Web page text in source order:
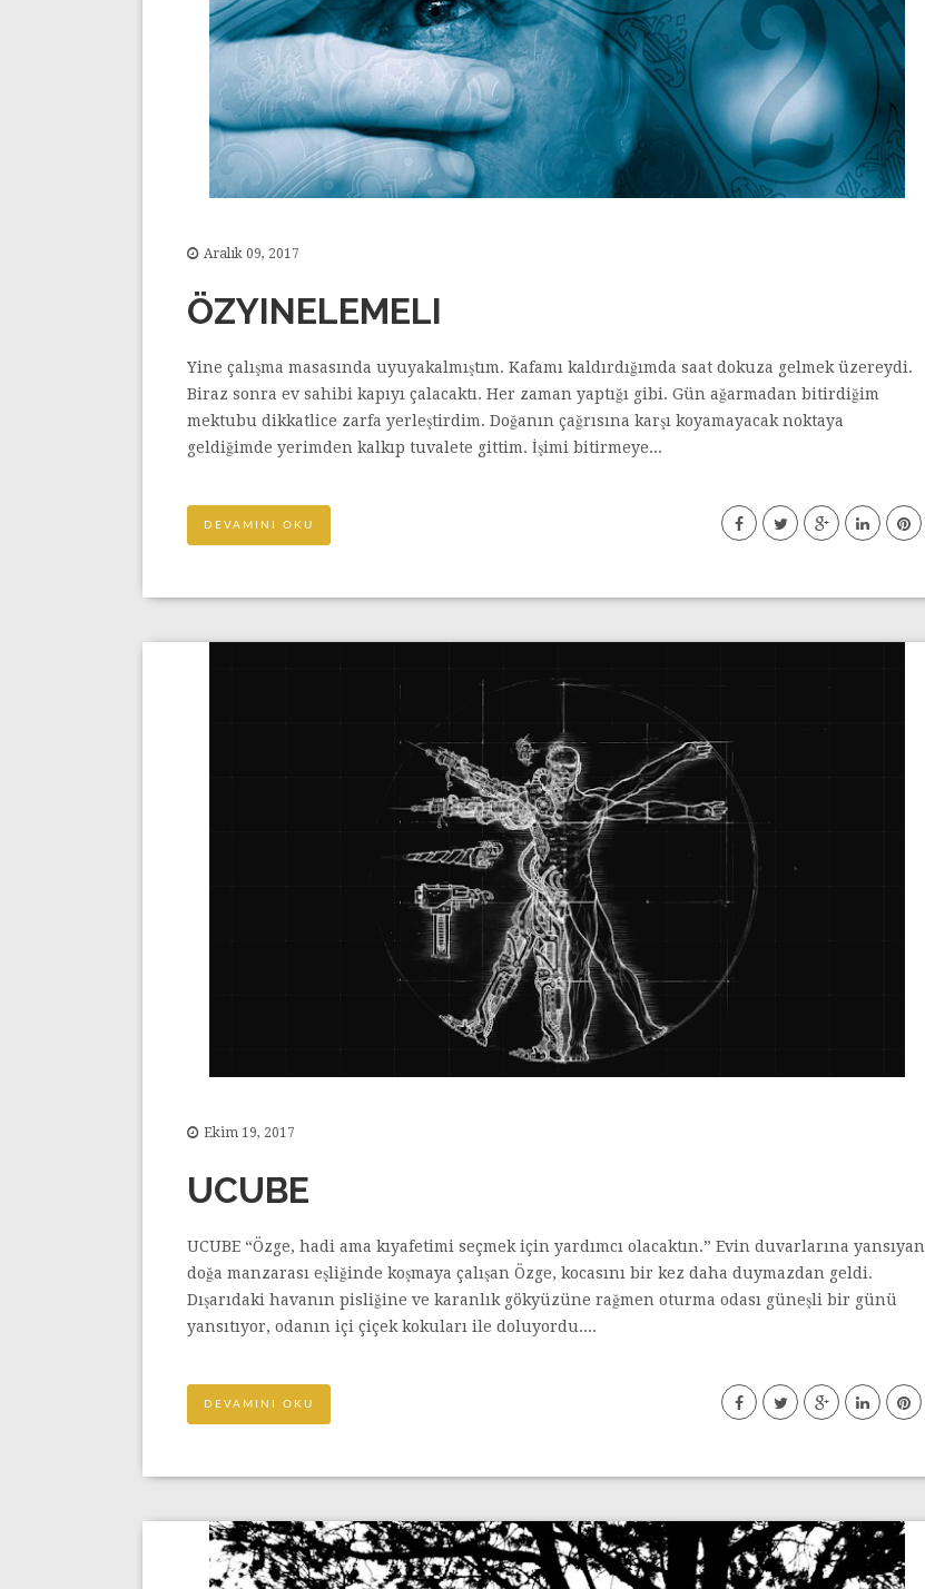
Aralık 09, 2017
ÖZYINELEMELI
Yine çalışma masasında uyuyakalmıştım. Kafamı kaldırdığımda saat dokuza gelmek üzereydi.
Biraz sonra ev sahibi kapıyı çalacaktı. Her zaman yaptığı gibi. Gün ağarmadan bitirdiğim
mektubu dikkatlice zarfa yerleştirdim. Doğanın çağrısına karşı koyamayacak noktaya
geldiğimde yerimden kalkıp tuvalete gittim. İşimi bitirmeye...
DEVAMINI OKU
Ekim 19, 2017
UCUBE
UCUBE “Özge, hadi ama kıyafetimi seçmek için yardımcı olacaktın.” Evin duvarlarına yansıyan
doğa manzarası eşliğinde koşmaya çalışan Özge, kocasını bir kez daha duymazdan geldi.
Dışarıdaki havanın pisliğine ve karanlık gökyüzüne rağmen oturma odası güneşli bir günü
yansıtıyor, odanın içi çiçek kokuları ile doluyordu....
DEVAMINI OKU